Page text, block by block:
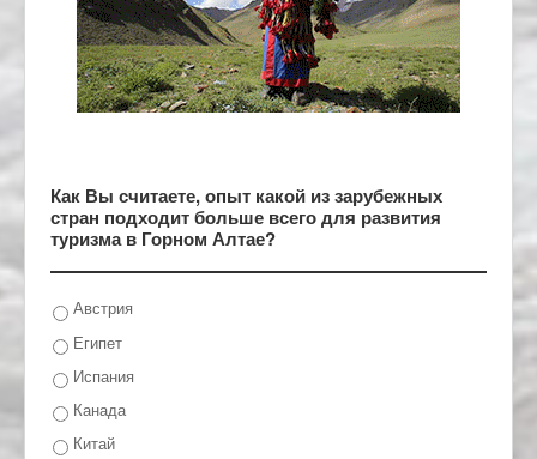
Как Вы считаете, опыт какой из зарубежных
стран подходит больше всего для развития
туризма в Горном Алтае?
Австрия
Египет
Испания
Канада
Китай